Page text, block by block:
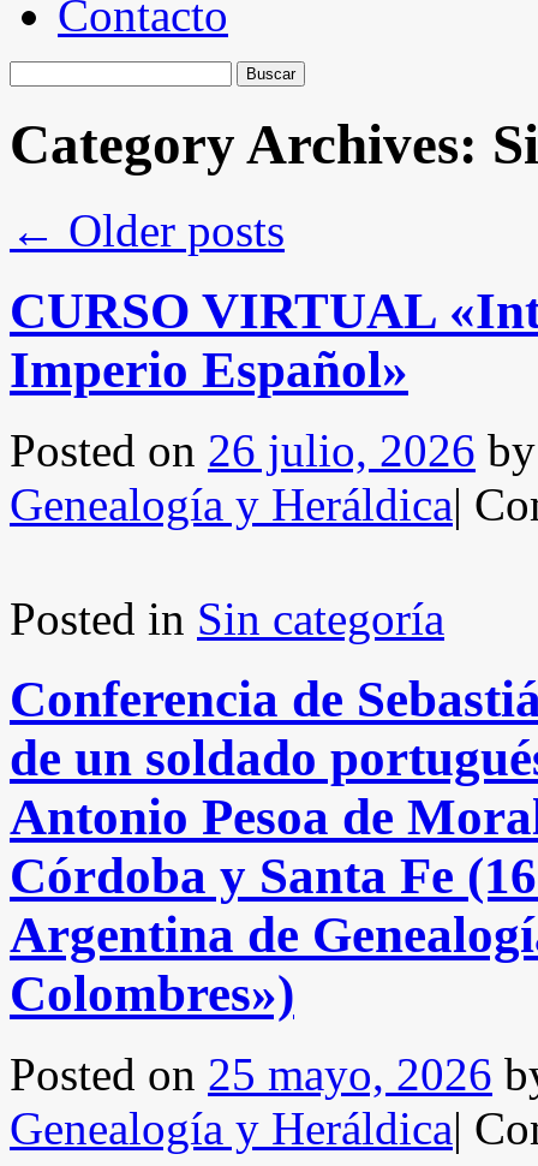
Contacto
Category Archives:
← Older posts
CURSO VIRTUAL
Imperio Español»
Posted on 26 julio, 2026 by
Genealogía y Heráldica|
Posted in Sin categoría
Conferencia de
de un soldado
Antonio Pesoa de
Córdoba y Santa Fe
Argentina de
Colombres»)
Posted on 25 mayo, 2026
Genealogía y Heráldica|